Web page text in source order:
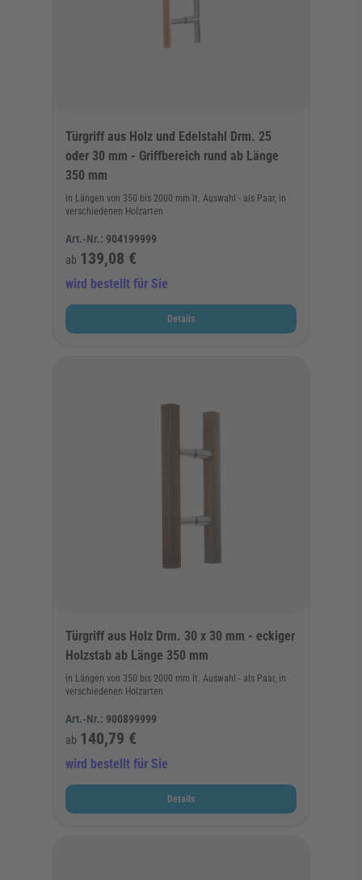
Türgriff aus Holz und Edelstahl Drm. 25
oder 30 mm - Griffbereich rund ab Länge
350 mm
in Längen von 350 bis 2000 mm lt. Auswahl - als Paar, in
verschiedenen Holzarten
Art.-Nr.: 904199999
ab 139,08 €
wird bestellt für Sie
Details
Türgriff aus Holz Drm. 30 x 30 mm - eckiger
Holzstab ab Länge 350 mm
in Längen von 350 bis 2000 mm lt. Auswahl - als Paar, in
verschiedenen Holzarten
Art.-Nr.: 900899999
ab 140,79 €
wird bestellt für Sie
Details